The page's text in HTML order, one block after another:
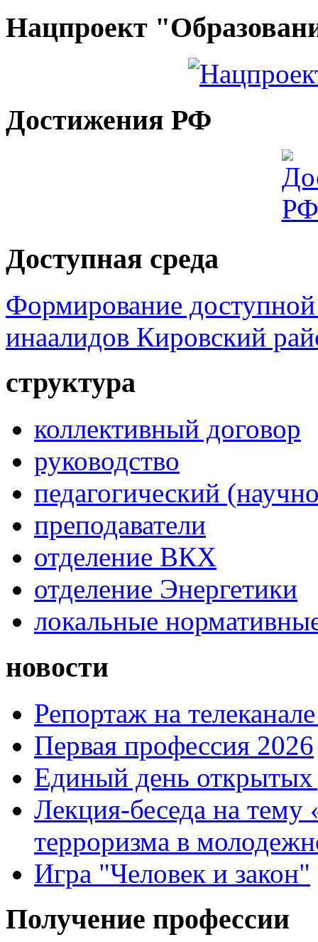
Нацпроект
Достижения РФ
Доступная среда
Формирование доступной
инаалидов Кировский
структура
коллективный договор
руководство
педагогический
преподаватели
отделение ВКХ
отделение Энергетики
локальные
новости
Репортаж на
Первая профессия 2026
Единый день открытых
Лекция-беседа на тему
терроризма в
Игра "Человек и закон"
Получение профессии